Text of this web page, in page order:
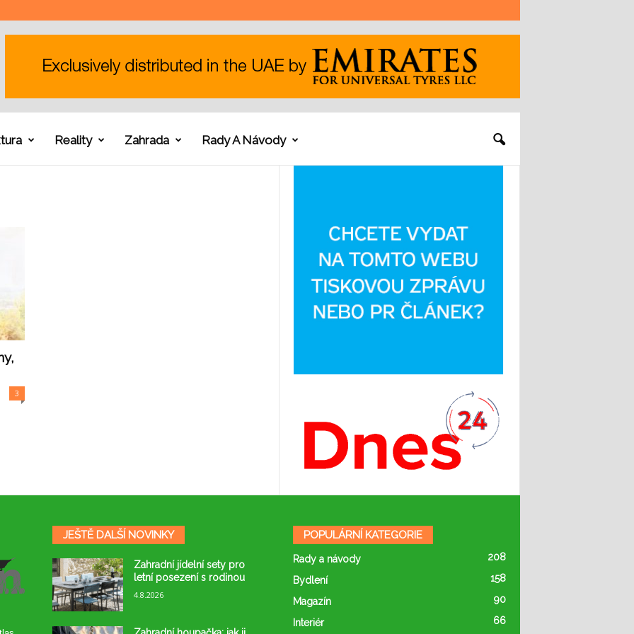
Reality Zahrada Rady A Návody
3
JEŠTĚ DALŠÍ NOVINKY
Zahradní jídelní sety pro
letní posezení s rodinou
4.8.2026
POPULÁRNÍ KATEGORIE
Rady a návody 208
Bydlení 158
Magazín 90
Interiér 66